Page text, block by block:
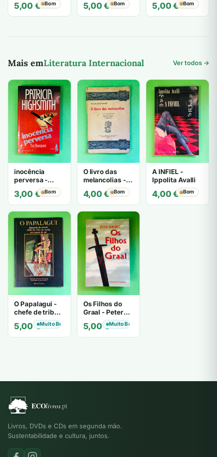
5,00 € Bom 5,00€ Bom 5,00€ Bom
Mais emLiteratura Internacional Ver todos →
inocência
perversa -
PATRICIA
HIGHSMITH
3,00 € Bom
O livro das
melancolias -
Mantegazza
4,00€ Bom
A INFIEL -
Ippolita Avalli
4,00€ Bom
O Papalagui -
chefe de tribo
de tiavéa
5,00€Muito Bom
Os Filhos do
Graal - Peter
Berling
5,00€Muito Bom
Livros, DVDs e CDs em segunda mão.
Sustentabilidade e cultura, juntos.